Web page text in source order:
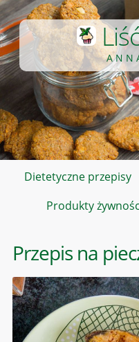
Dietetyczne przepisy
Produkty
Przepis na